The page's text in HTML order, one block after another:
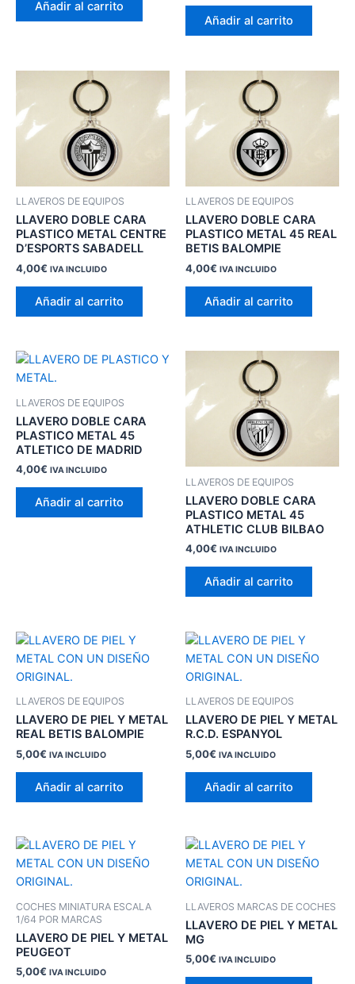
Añadir al carrito
Añadir al carrito
LLAVEROS DE EQUIPOS
LLAVERO DOBLE CARA
PLASTICO METAL CENTRE
D’ESPORTS SABADELL
4,00€ IVA INCLUIDO
Añadir al carrito
LLAVEROS DE EQUIPOS
LLAVERO DOBLE CARA
PLASTICO METAL 45 REAL
BETIS BALOMPIE
4,00€ IVA INCLUIDO
Añadir al carrito
LLAVEROS DE EQUIPOS
LLAVERO DOBLE CARA
PLASTICO METAL 45
ATLETICO DE MADRID
4,00€ IVA INCLUIDO
Añadir al carrito
LLAVEROS DE EQUIPOS
LLAVERO DOBLE CARA
PLASTICO METAL 45
ATHLETIC CLUB BILBAO
4,00€ IVA INCLUIDO
Añadir al carrito
LLAVEROS DE EQUIPOS
LLAVERO DE PIEL Y METAL
REAL BETIS BALOMPIE
5,00€ IVA INCLUIDO
Añadir al carrito
LLAVEROS DE EQUIPOS
LLAVERO DE PIEL Y METAL
R.C.D. ESPANYOL
5,00€ IVA INCLUIDO
Añadir al carrito
COCHES MINIATURA ESCALA
1/64 POR MARCAS
LLAVERO DE PIEL Y METAL
PEUGEOT
5,00€ IVA INCLUIDO
LLAVEROS MARCAS DE COCHES
LLAVERO DE PIEL Y METAL
MG
5,00€ IVA INCLUIDO